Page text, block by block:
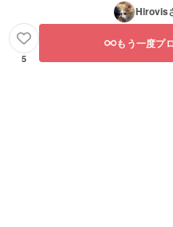
Hirovis
5
もう一度プ